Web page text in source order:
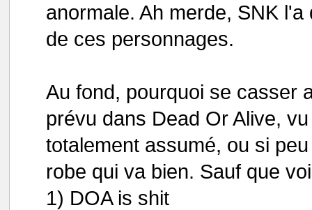
anormale. Ah merde, SNK
de ces personnages.
Au fond, pourquoi se casser
prévu dans Dead Or Alive,
totalement assumé, ou si
robe qui va bien. Sauf que
1) DOA is shit